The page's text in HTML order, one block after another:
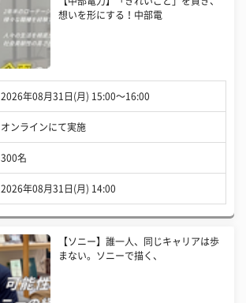
想いを形にする！中部電
2026年08月31日(月) 15:00〜16:00
オンラインにて実施
300名
2026年08月31日(月) 14:00
【ソニー】誰一人、同じキャリアは歩
まない。ソニーで描く、